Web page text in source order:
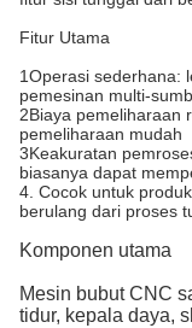
Fitur Utama
1Operasi sederhana:
pemesinan multi-
2Biaya pemeliharaan
pemeliharaan mudah
3Keakuratan
biasanya dapat
4. Cocok untuk
berulang dari proses
Komponen utama
Mesin bubut CNC
tidur, kepala daya,